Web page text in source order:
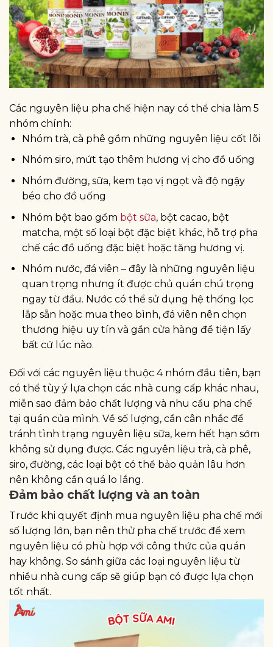
Các nguyên liệu pha chế hiện nay có thể chia làm 5
nhóm chính:
Nhóm trà, cà phê gồm những nguyên liệu cốt lõi
Nhóm siro, mứt tạo thêm hương vị cho đồ uống
Nhóm đường, sữa, kem tạo vị ngọt và độ ngậy
béo cho đồ uống
Nhóm bột bao gồm bột sữa, bột cacao, bột
matcha, một số loại bột đặc biệt khác, hỗ trợ pha
chế các đồ uống đặc biệt hoặc tăng hương vị.
Nhóm nước, đá viên – đây là những nguyên liệu
quan trọng nhưng ít được chủ quán chú trọng
ngay từ đầu. Nước có thể sử dụng hệ thống lọc
lắp sẵn hoặc mua theo bình, đá viên nên chọn
thương hiệu uy tín và gần cửa hàng để tiện lấy
bất cứ lúc nào.
Đối với các nguyên liệu thuộc 4 nhóm đầu tiên, bạn
có thể tùy ý lựa chọn các nhà cung cấp khác nhau,
miễn sao đảm bảo chất lượng và nhu cầu pha chế
tại quán của mình. Về số lượng, cần cân nhắc để
tránh tình trạng nguyên liệu sữa, kem hết hạn sớm
không sử dụng được. Các nguyên liệu trà, cà phê,
siro, đường, các loại bột có thể bảo quản lâu hơn
nên không cần quá lo lắng.
Đảm bảo chất lượng và an toàn
Trước khi quyết định mua nguyên liệu pha chế mới
số lượng lớn, bạn nên thử pha chế trước để xem
nguyên liệu có phù hợp với công thức của quán
hay không. So sánh giữa các loại nguyên liệu từ
nhiều nhà cung cấp sẽ giúp bạn có được lựa chọn
tốt nhất.